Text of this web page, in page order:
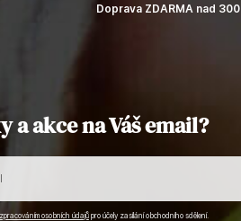
Doprava ZDARMA nad
a akce na Váš email?
zpracováním osobních údajůpro účely zasílání obchodního sdělení.